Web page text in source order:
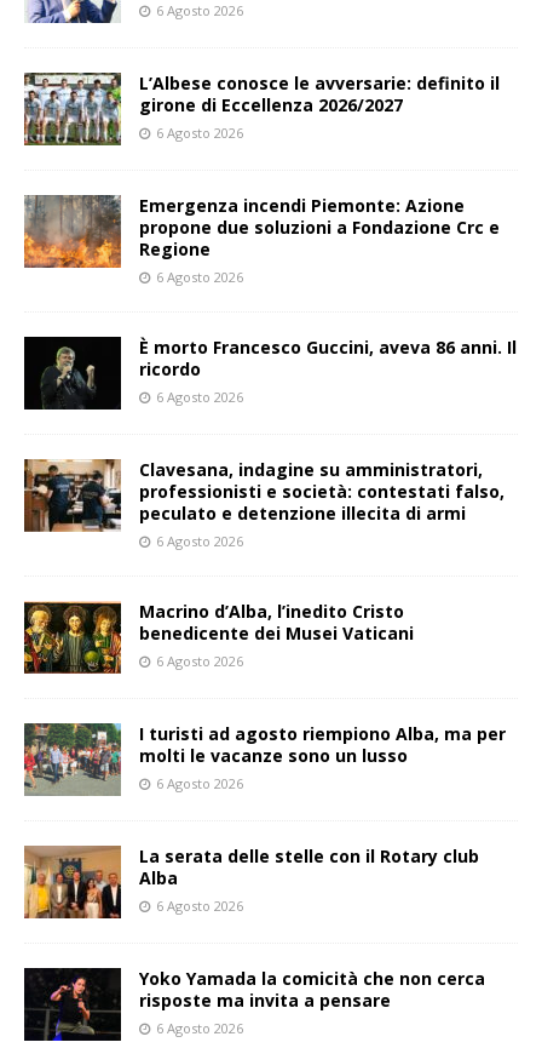
6 Agosto 2026
L’Albese conosce le avversarie: definito il
girone di Eccellenza 2026/2027
6 Agosto 2026
Emergenza incendi Piemonte: Azione
propone due soluzioni a Fondazione Crc e
Regione
6 Agosto 2026
È morto Francesco Guccini, aveva 86 anni. Il
ricordo
6 Agosto 2026
Clavesana, indagine su amministratori,
professionisti e società: contestati falso,
peculato e detenzione illecita di armi
6 Agosto 2026
Macrino d’Alba, l’inedito Cristo
benedicente dei Musei Vaticani
6 Agosto 2026
I turisti ad agosto riempiono Alba, ma per
molti le vacanze sono un lusso
6 Agosto 2026
La serata delle stelle con il Rotary club
Alba
6 Agosto 2026
Yoko Yamada la comicità che non cerca
risposte ma invita a pensare
6 Agosto 2026